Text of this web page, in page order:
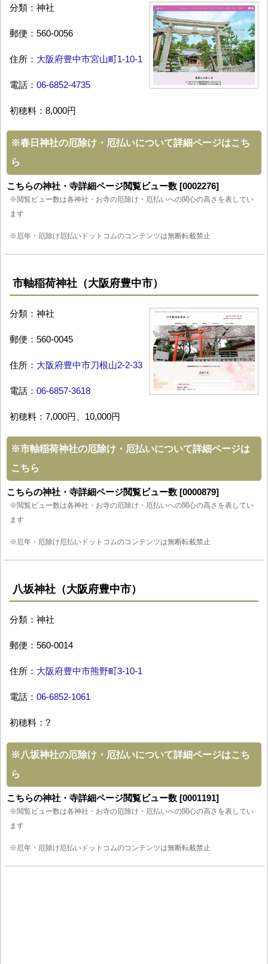
分類：神社
郵便：560-0056
住所： 大阪府豊中市宮山町1-10-1
電話： 06-6852-4735
初穂料：8,000円
※春日神社の厄除け・厄払いについて詳細ページはこち
ら
こちらの神社・寺詳細ページ閲覧ビュー数 [0002276]
※閲覧ビュー数は各神社・お寺の厄除け・厄払いへの関心の高さを表してい
ます
※厄年・厄除け厄払いドットコムのコンテンツは無断転載禁止
市軸稲荷神社（大阪府豊中市）
分類：神社
郵便：560-0045
住所： 大阪府豊中市刀根山2-2-33
電話： 06-6857-3618
初穂料：7,000円、10,000円
※市軸稲荷神社の厄除け・厄払いについて詳細ページは
こちら
こちらの神社・寺詳細ページ閲覧ビュー数 [0000879]
※閲覧ビュー数は各神社・お寺の厄除け・厄払いへの関心の高さを表してい
ます
※厄年・厄除け厄払いドットコムのコンテンツは無断転載禁止
八坂神社（大阪府豊中市）
分類：神社
郵便：560-0014
住所： 大阪府豊中市熊野町3-10-1
電話： 06-6852-1061
初穂料：?
※八坂神社の厄除け・厄払いについて詳細ページはこち
ら
こちらの神社・寺詳細ページ閲覧ビュー数 [0001191]
※閲覧ビュー数は各神社・お寺の厄除け・厄払いへの関心の高さを表してい
ます
※厄年・厄除け厄払いドットコムのコンテンツは無断転載禁止